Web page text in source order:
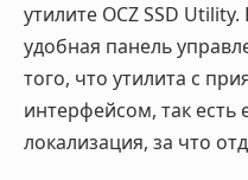
утилите OCZ SSD
удобная панель
того, что утилита с
интерфейсом, так
локализация, за что